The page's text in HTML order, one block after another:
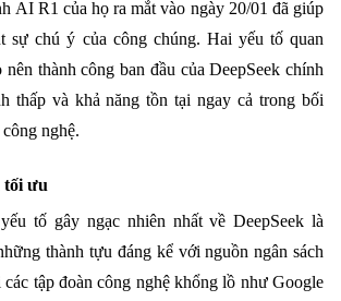
AI R1 của họ ra mắt vào ngày 20/01 đã giúp
sự chú ý của công chúng. Hai yếu tố quan
thành công ban đầu của DeepSeek chính
thấp và khả năng tồn tại ngay cả trong bối
nghệ.
tối ưu
tố gây ngạc nhiên nhất về DeepSeek là
thành tựu đáng kể với nguồn ngân sách
tập đoàn công nghệ khổng lồ như Google